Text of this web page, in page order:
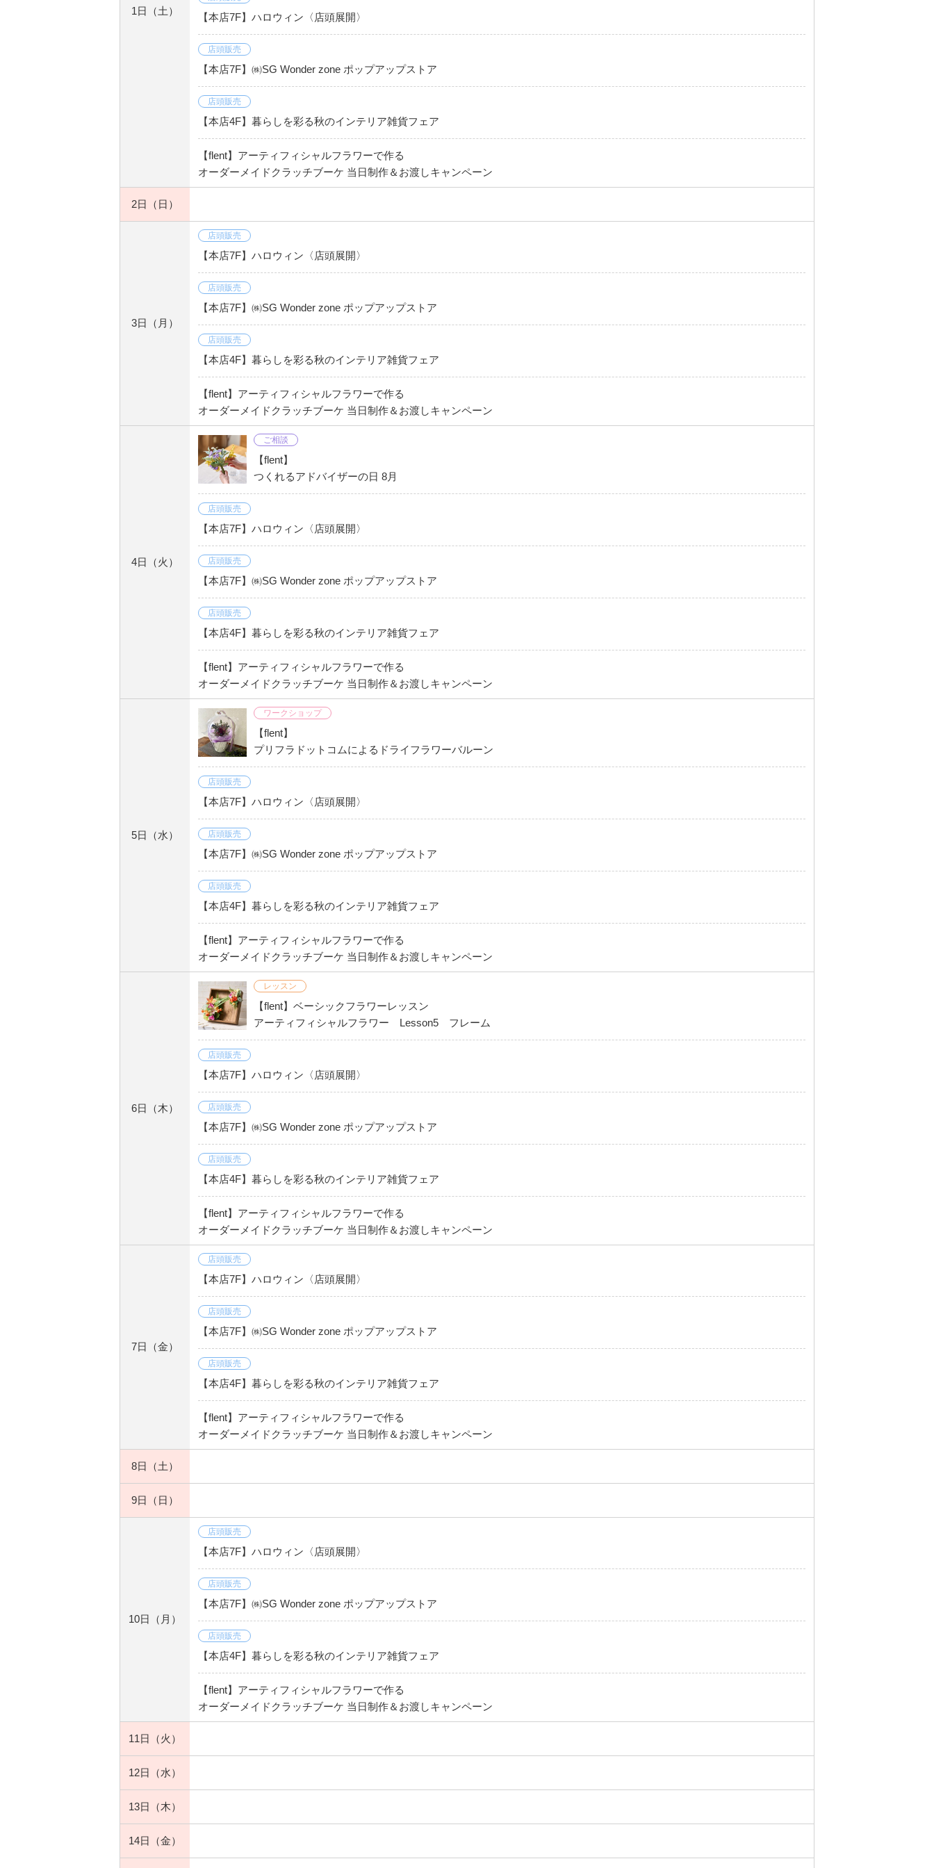
1日 （土） 【本店7F】ハロウィン〈店頭展開〉
店頭販売
【本店7F】㈱SG Wonder zone ポップアップストア
店頭販売
【本店4F】暮らしを彩る秋のインテリア雑貨フェア
【flent】アーティフィシャルフラワーで作る
オーダーメイドクラッチブーケ 当日制作＆お渡しキャンペーン
2日 （日）
3日 （月）
店頭販売
【本店7F】ハロウィン〈店頭展開〉
店頭販売
【本店7F】㈱SG Wonder zone ポップアップストア
店頭販売
【本店4F】暮らしを彩る秋のインテリア雑貨フェア
【flent】アーティフィシャルフラワーで作る
オーダーメイドクラッチブーケ 当日制作＆お渡しキャンペーン
4日 （火）
ご相談
【flent】
つくれるアドバイザーの日 8月
店頭販売
【本店7F】ハロウィン〈店頭展開〉
店頭販売
【本店7F】㈱SG Wonder zone ポップアップストア
店頭販売
【本店4F】暮らしを彩る秋のインテリア雑貨フェア
【flent】アーティフィシャルフラワーで作る
オーダーメイドクラッチブーケ 当日制作＆お渡しキャンペーン
5日 （水）
ワークショップ
【flent】
プリフラドットコムによるドライフラワーバルーン
店頭販売
【本店7F】ハロウィン〈店頭展開〉
店頭販売
【本店7F】㈱SG Wonder zone ポップアップストア
店頭販売
【本店4F】暮らしを彩る秋のインテリア雑貨フェア
【flent】アーティフィシャルフラワーで作る
オーダーメイドクラッチブーケ 当日制作＆お渡しキャンペーン
6日 （木）
レッスン
【flent】ベーシックフラワーレッスン
アーティフィシャルフラワー Lesson5 フレーム
店頭販売
【本店7F】ハロウィン〈店頭展開〉
店頭販売
【本店7F】㈱SG Wonder zone ポップアップストア
店頭販売
【本店4F】暮らしを彩る秋のインテリア雑貨フェア
【flent】アーティフィシャルフラワーで作る
オーダーメイドクラッチブーケ 当日制作＆お渡しキャンペーン
7日 （金）
店頭販売
【本店7F】ハロウィン〈店頭展開〉
店頭販売
【本店7F】㈱SG Wonder zone ポップアップストア
店頭販売
【本店4F】暮らしを彩る秋のインテリア雑貨フェア
【flent】アーティフィシャルフラワーで作る
オーダーメイドクラッチブーケ 当日制作＆お渡しキャンペーン
8日 （土）
9日 （日）
10日 （月）
店頭販売
【本店7F】ハロウィン〈店頭展開〉
店頭販売
【本店7F】㈱SG Wonder zone ポップアップストア
店頭販売
【本店4F】暮らしを彩る秋のインテリア雑貨フェア
【flent】アーティフィシャルフラワーで作る
オーダーメイドクラッチブーケ 当日制作＆お渡しキャンペーン
11日 （火）
12日 （水）
13日 （木）
14日 （金）